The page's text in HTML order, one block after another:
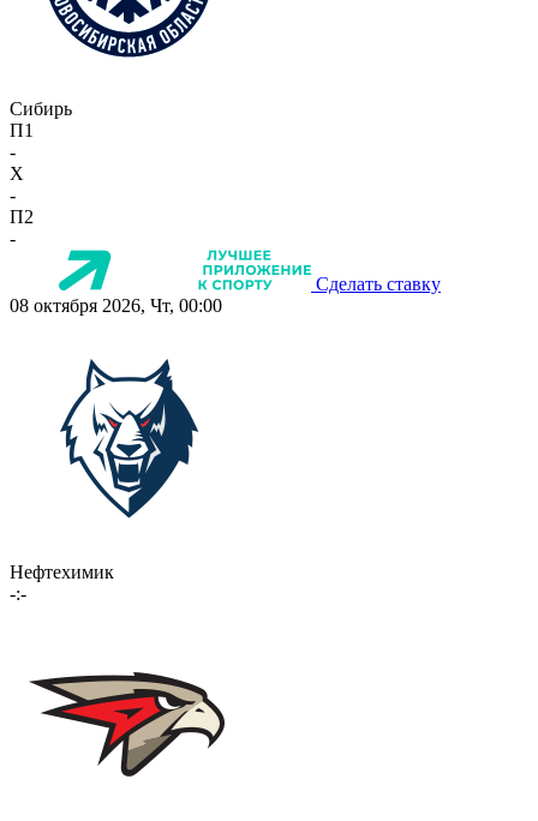
Сибирь
П1
-
X
-
П2
-
Сделать ставку
08 октября 2026, Чт, 00:00
Нефтехимик
-:-